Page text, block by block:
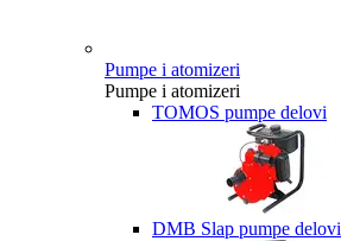
Pumpe i atomizeri
Pumpe i atomizeri
TOMOS pumpe delovi
DMB Slap pumpe delovi